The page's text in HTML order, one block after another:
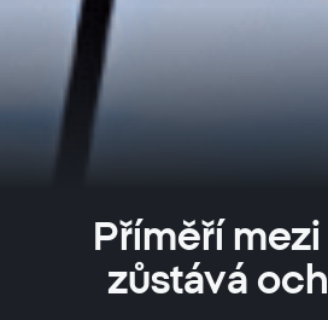
Příměří
zůstává